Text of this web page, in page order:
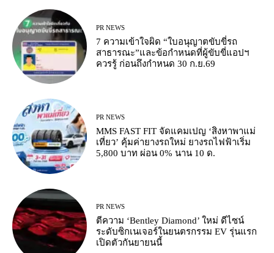
PR NEWS
7 ความเข้าใจผิด “ใบอนุญาตขับขี่รถ
สาธารณะ”และข้อกำหนดที่ผู้ขับขี่แอปฯ
ควรรู้ ก่อนถึงกำหนด 30 ก.ย.69
PR NEWS
MMS FAST FIT จัดแคมเปญ ‘สิงหาพาแม่
เที่ยว’ คุ้มค่ายางรถใหม่ ยางรถไฟฟ้าเริ่ม
5,800 บาท ผ่อน 0% นาน 10 ด.
PR NEWS
ตีความ ‘Bentley Diamond’ ใหม่ ดีไซน์
ระดับซิกเนเจอร์ในยนตรกรรม EV รุ่นแรก
เปิดตัวกันยายนนี้